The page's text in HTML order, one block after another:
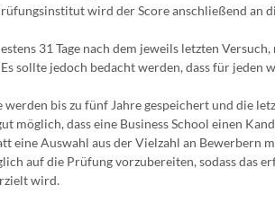
wird der Score anschließend an
31 Tage nach dem jeweils letzten
sollte jedoch bedacht werden, dass für jeden
werden bis zu fünf Jahre gespeichert und die
möglich, dass eine Business School einen
eine Auswahl aus der Vielzahl an Bewerbern
auf die Prüfung vorzubereiten, sodass das
wird.